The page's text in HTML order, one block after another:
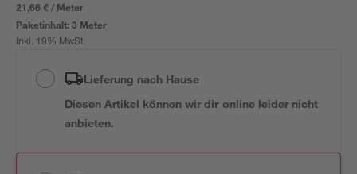
21,66 € / Meter
Paketinhalt:3 Meter
inkl. 19% MwSt.
Lieferung nach Hause
Diesen Artikel können wir dir online leider nicht
anbieten.